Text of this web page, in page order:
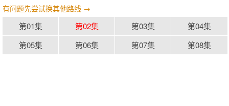
有问题先尝试换其他路线 →
第01集 第02集 第03集
第04集
第05集
第06集 第07集 第08集